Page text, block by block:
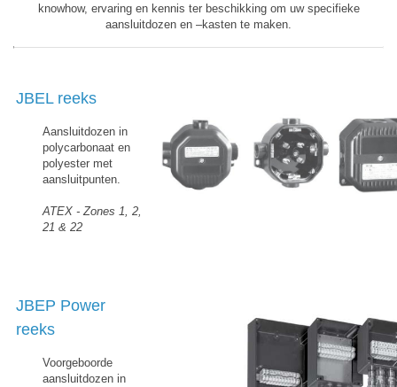
knowhow, ervaring en kennis ter beschikking om uw specifieke
aansluitdozen en –kasten te maken.
JBEL reeks
Aansluitdozen in
polycarbonaat en
polyester met
aansluitpunten.
ATEX - Zones 1, 2,
21 & 22
JBEP Power
reeks
Voorgeboorde
aansluitdozen in